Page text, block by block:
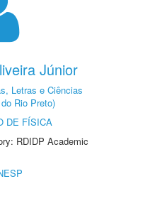
Júnior
Letras e Ciências
Rio Preto)
DE FÍSICA
RDIDP Academic